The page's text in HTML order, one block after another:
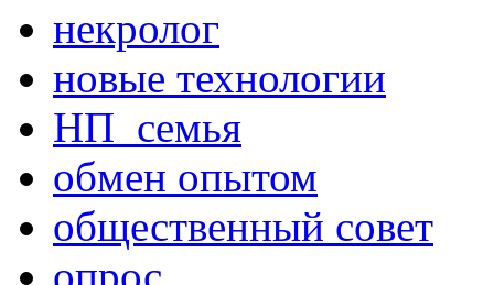
некролог
новые технологии
НП_семья
обмен опытом
общественный совет
опрос